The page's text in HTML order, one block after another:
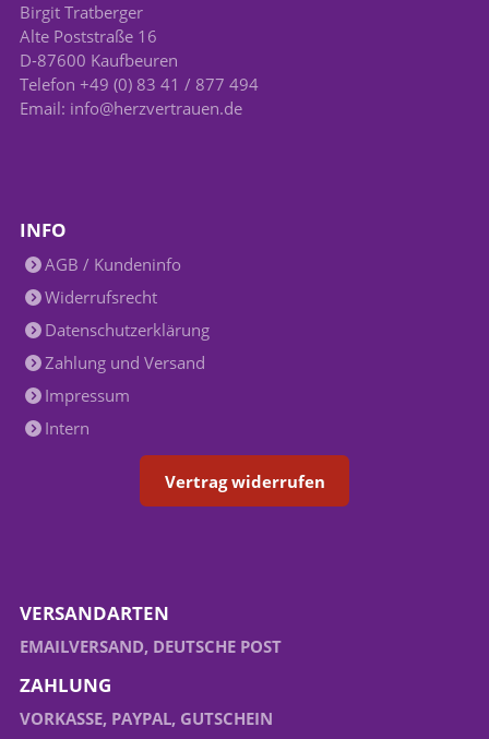
Birgit Tratberger
Alte Poststraße 16
D-87600 Kaufbeuren
Telefon +49 (0) 83 41 / 877 494
Email: info@herzvertrauen.de
INFO
AGB / Kundeninfo
Widerrufsrecht
Datenschutzerklärung
Zahlung und Versand
Impressum
Intern
Vertrag widerrufen
VERSANDARTEN
EMAILVERSAND, DEUTSCHE POST
ZAHLUNG
VORKASSE, PAYPAL, GUTSCHEIN